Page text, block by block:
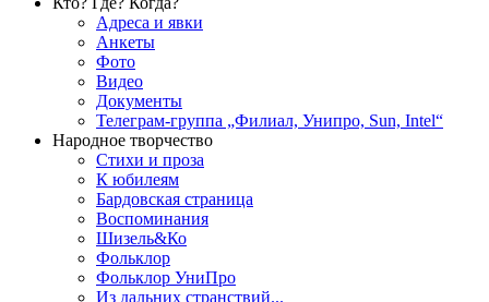
Адреса и явки
Анкеты
Фото
Видео
Документы
Телеграм-группа „Филиал, Унипро, Sun, Intel“
Народное творчество
Стихи и проза
К юбилеям
Бардовская страница
Воспоминания
Шизель&Ко
Фольклор
Фольклор УниПро
Из дальних странствий...